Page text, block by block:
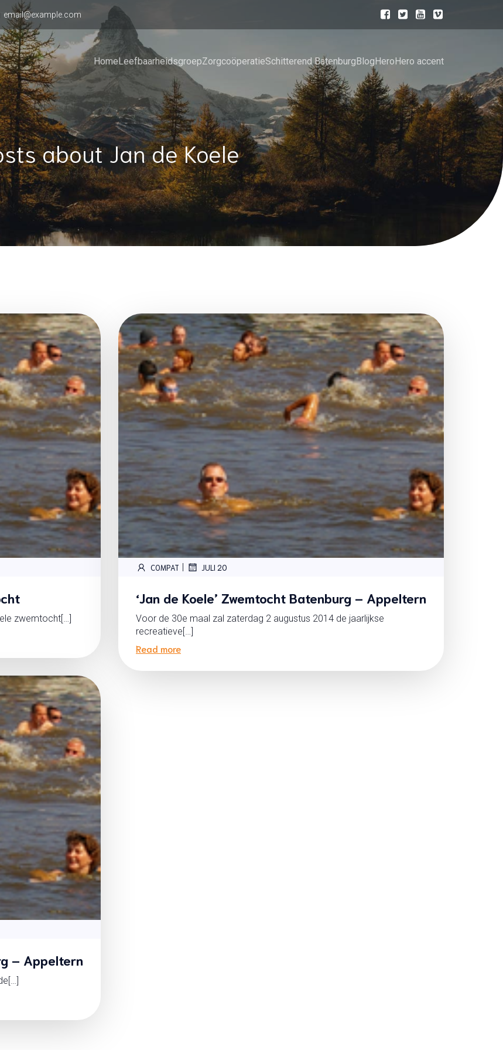
email@example.com
HomeLeefbaarheidsgroepZorgcoöperatieSchitterend BatenburgBlogHeroHero accent
about Jan de Koele
zwemtocht[…]
COMPAT | JULI 20
‘Jan de Koele’ Zwemtocht Batenburg – Appeltern
Voor de 30e maal zal zaterdag 2 augustus 2014 de jaarlijkse
recreatieve[…]
Read more
– Appeltern